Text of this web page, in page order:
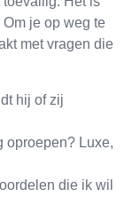
je op weg te
met vragen die
hij of zij
oproepen? Luxe,
die ik wil